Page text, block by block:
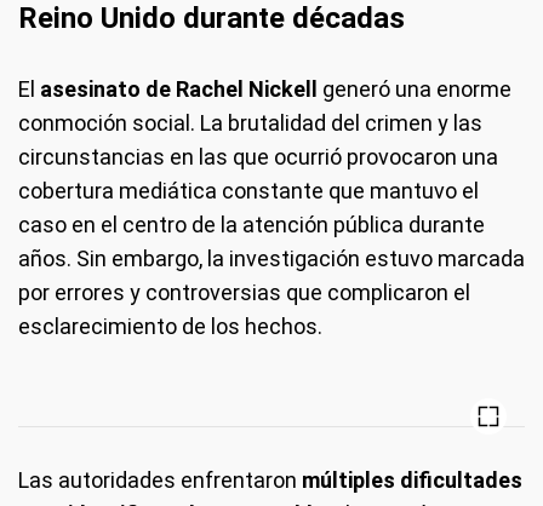
Reino Unido durante décadas
El asesinato de Rachel Nickell generó una enorme
conmoción social. La brutalidad del crimen y las
circunstancias en las que ocurrió provocaron una
cobertura mediática constante que mantuvo el
caso en el centro de la atención pública durante
años. Sin embargo, la investigación estuvo marcada
por errores y controversias que complicaron el
esclarecimiento de los hechos.
Las autoridades enfrentaron múltiples dificultades